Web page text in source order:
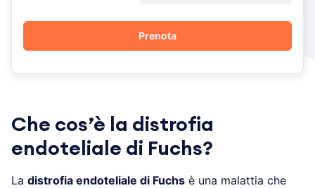
Che cos’è la distrofia
endoteliale di Fuchs?
La distrofia endoteliale di Fuchs è una malattia che